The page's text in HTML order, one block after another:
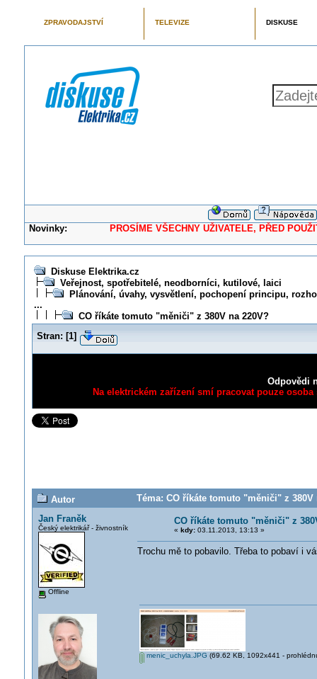
ZPRAVODAJSTVÍ TELEVIZE DISKUSE
Novinky: PROSÍME VŠECHNY UŽIVATELE, PŘED
Diskuse Elektrika.cz
Veřejnost, spotřebitelé, neodborníci, kutilové, laici
Plánování, úvahy, vysvětlení, pochopení principu,
...
CO říkáte tomuto "měniči" z 380V na 220V?
Stran: [1]
Odpovědi
Na elektrickém zařízení smí pracovat pouze
Autor
Téma: CO říkáte tomuto "měniči" z 380V
Jan Franěk
Český elektrikář - živnostník
Offline
CO říkáte tomuto "měniči" z
« kdy:03.11.2013, 13:13 »
Trochu mě to pobavilo. Třeba to pobaví i
menic_uchyla.JPG (69.62 KB, 1092x441 -